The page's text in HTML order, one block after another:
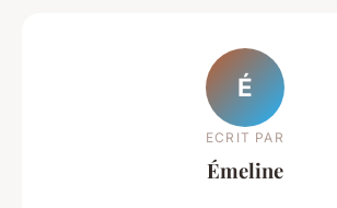
É
ECRIT PAR
Émeline